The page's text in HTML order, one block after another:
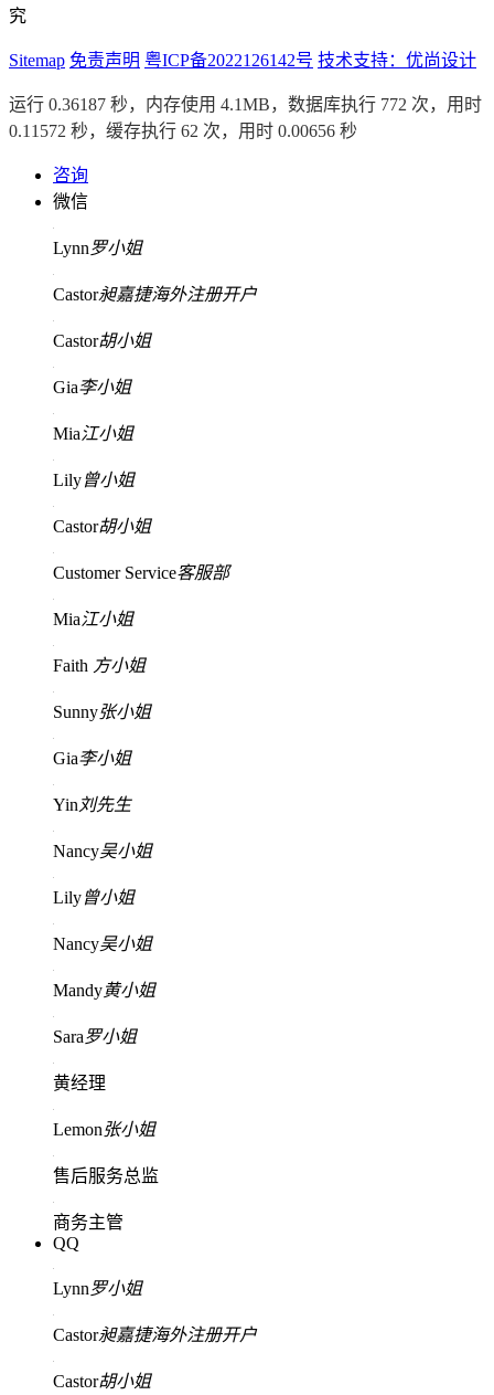
究
Sitemap 免责声明 粤ICP备2022126142号 技术支持：优尚设计
运行 0.36187 秒，内存使用 4.1MB，数据库执行 772 次，用时
0.11572 秒，缓存执行 62 次，用时 0.00656 秒
咨询
微信
Lynn罗小姐
Castor昶嘉捷海外注册开户
Castor胡小姐
Gia李小姐
Mia江小姐
Lily曾小姐
Castor胡小姐
Customer Service客服部
Mia江小姐
Faith 方小姐
Sunny张小姐
Gia李小姐
Yin 刘先生
Nancy吴小姐
Lily曾小姐
Nancy吴小姐
Mandy黄小姐
Sara罗小姐
黄经理
Lemon张小姐
售后服务总监
商务主管
QQ
Lynn罗小姐
Castor昶嘉捷海外注册开户
Castor胡小姐